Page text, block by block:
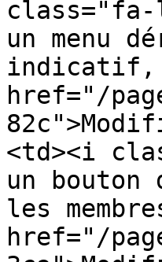
un menu
indicatif,
href="/
<td><i
un bouton
les
href="/